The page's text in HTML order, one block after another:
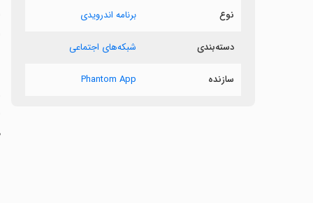
نوع برنامه اندرویدی
دسته‌بندی شبکه‌های اجتماعی
سازنده Phantom App